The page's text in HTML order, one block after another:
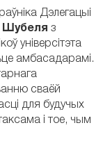
Дэлегацыі
Шубеля з
універсітэта
амбасадарамі.
сваёй
для будучых
і тое, чым